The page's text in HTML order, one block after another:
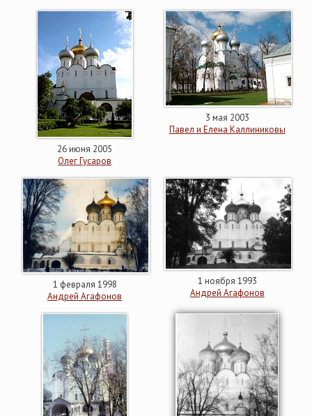
26 июня 2005
Олег Гусаров
3 мая 2003
Павел и Елена Каллиниковы
1 февраля 1998
Андрей Агафонов
1 ноября 1993
Андрей Агафонов